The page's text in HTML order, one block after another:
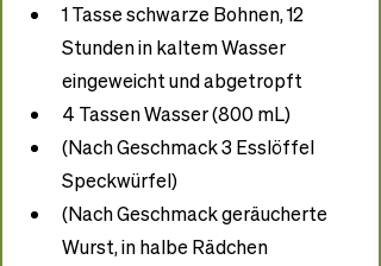
1 Tasse schwarze Bohnen, 12
Stunden in kaltem Wasser
eingeweicht und abgetropft
4 Tassen Wasser (800 mL)
(Nach Geschmack 3 Esslöffel
Speckwürfel)
(Nach Geschmack geräucherte
Wurst, in halbe Rädchen